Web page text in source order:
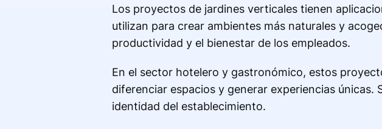
Los proyectos de jardines verticales tienen
utilizan para crear ambientes más naturales y
productividad y el bienestar de los empleados.
En el sector hotelero y gastronómico, estos
diferenciar espacios y generar experiencias únicas.
identidad del establecimiento.